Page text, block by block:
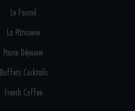
Le Fournil
La Pâtisserie
Pause Déjeuner
Buffets Cocktails
French Coffee